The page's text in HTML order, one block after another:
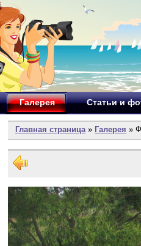
Галерея Статьи и
Главная страница» Галерея »